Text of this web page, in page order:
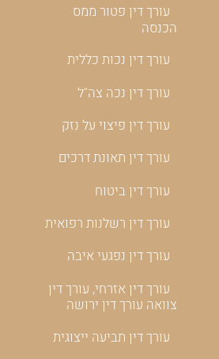
עורך דין פטור ממס
הכנסה
עורך דין נכות כללית
עורך דין נכה צה"ל
עורך דין פיצוי על נזק
עורך דין תאונת דרכים
עורך דין ביטוח
עורך דין רשלנות רפואית
עורך דין נפגעי איבה
עורך דין אזרחי, עורך דין
צוואה עורך דין ירושה
עורך דין תביעה ייצוגית